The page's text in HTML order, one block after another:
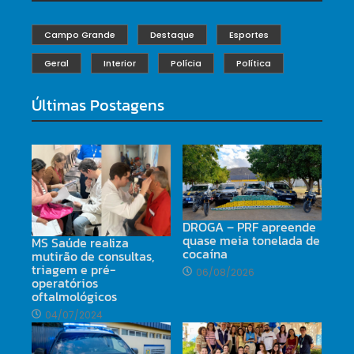
Campo Grande Destaque Esportes
Geral Interior Polícia Política
Últimas Postagens
MS Saúde realiza
mutirão de consultas,
triagem e pré-
operatórios
oftalmológicos
04/07/2024
DROGA – PRF apreende
quase meia tonelada de
cocaína
06/08/2026